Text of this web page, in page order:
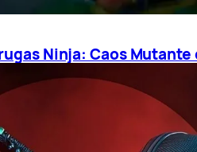
Ninja: Caos